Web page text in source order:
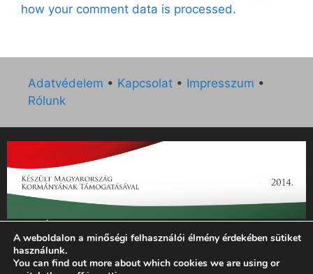
how your comment data is processed.
Adatvédelem • Kapcsolat • Impresszum •
Rólunk
„Az Új Ember katolikus hetilap 2014. évi működésének
támogatását az EGYH-KCP-14-P-0121 sz. támogatási
szerződés keretében 3 000 000 Ft összegben támogatta az
A weboldalon a minőségi felhasználói élmény érdekében sütiket
használunk.
You can find out more about which cookies we are using or